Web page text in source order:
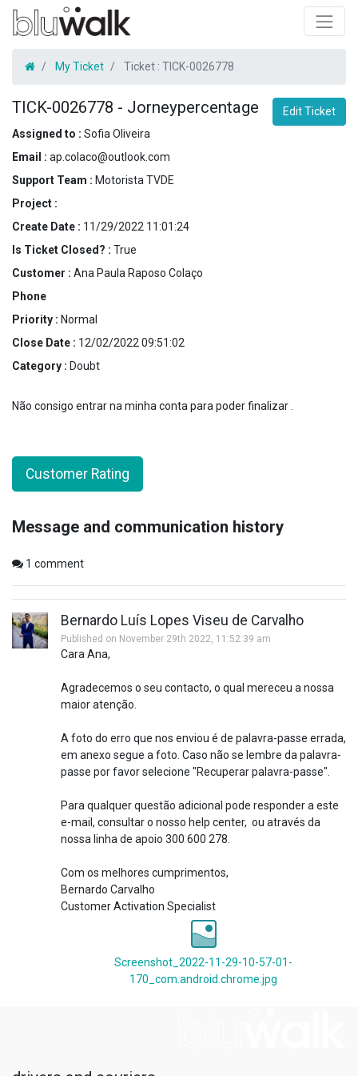
My Ticket Ticket : TICK-0026778
TICK-0026778 - Jorneypercentage
Edit Ticket
Assigned to : Sofia Oliveira
Email : ap.colaco@outlook.com
Support Team : Motorista TVDE
Project :
Create Date : 11/29/2022 11:01:24
Is Ticket Closed? : True
Customer : Ana Paula Raposo Colaço
Phone
Priority : Normal
Close Date : 12/02/2022 09:51:02
Category : Doubt
Não consigo entrar na minha conta para poder finalizar .
Customer Rating
Message and communication history
1 comment
Bernardo Luís Lopes Viseu de Carvalho
Published on November 29th 2022, 11:52:39 am
Cara Ana,
Agradecemos o seu contacto, o qual mereceu a nossa
maior atenção.
A foto do erro que nos enviou é de palavra-passe errada,
em anexo segue a foto. Caso não se lembre da palavra-
passe por favor selecione "Recuperar palavra-passe".
Para qualquer questão adicional pode responder a este
e-mail, consultar o nosso help center, ou através da
nossa linha de apoio 300 600 278.
Com os melhores cumprimentos,
Bernardo Carvalho
Customer Activation Specialist
Screenshot_2022-11-29-10-57-01-
170_com.android.chrome.jpg